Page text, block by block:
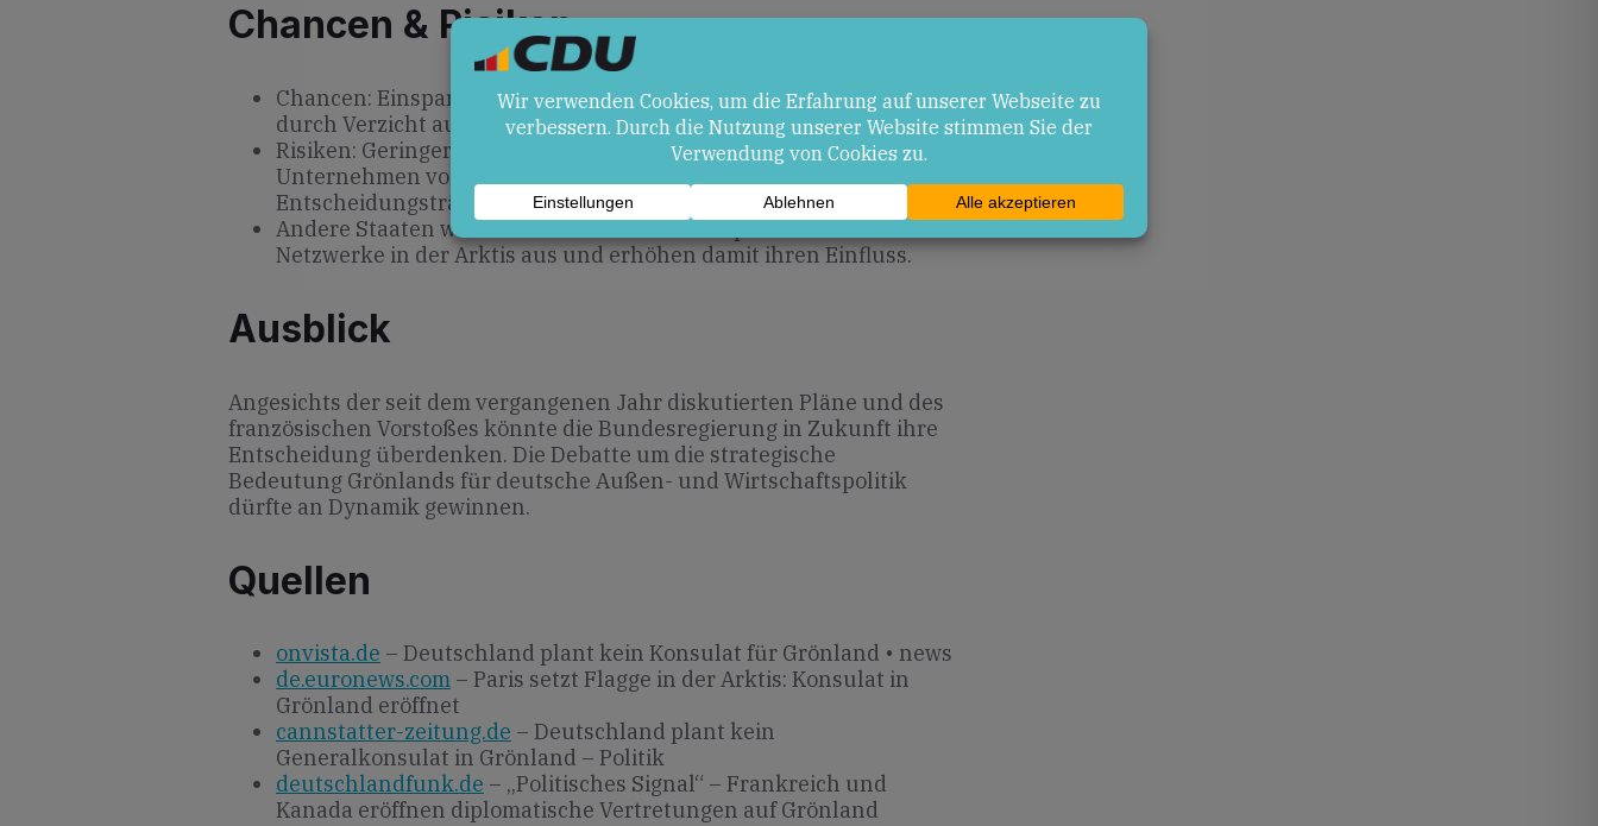
Chancen & Risiken
Chancen: Einsparungen bei Personal- und Infrastrukturkosten
durch Verzicht auf festen Konsulatsstandort.
Risiken: Geringere Unterstützung für deutsche Staatsbürger und
Unternehmen vor Ort und eingeschränkter Zugang zu regionalen
Entscheidungsträgern.
Andere Staaten wie Frankreich bauen ihre diplomatischen
Netzwerke in der Arktis aus und erhöhen damit ihren Einfluss.
Ausblick
Angesichts der seit dem vergangenen Jahr diskutierten Pläne und des
französischen Vorstoßes könnte die Bundesregierung in Zukunft ihre
Entscheidung überdenken. Die Debatte um die strategische
Bedeutung Grönlands für deutsche Außen- und Wirtschaftspolitik
dürfte an Dynamik gewinnen.
Quellen
onvista.de – Deutschland plant kein Konsulat für Grönland • news
de.euronews.com – Paris setzt Flagge in der Arktis: Konsulat in
Grönland eröffnet
cannstatter-zeitung.de – Deutschland plant kein
Generalkonsulat in Grönland – Politik
deutschlandfunk.de – „Politisches Signal“ – Frankreich und
Kanada eröffnen diplomatische Vertretungen auf Grönland